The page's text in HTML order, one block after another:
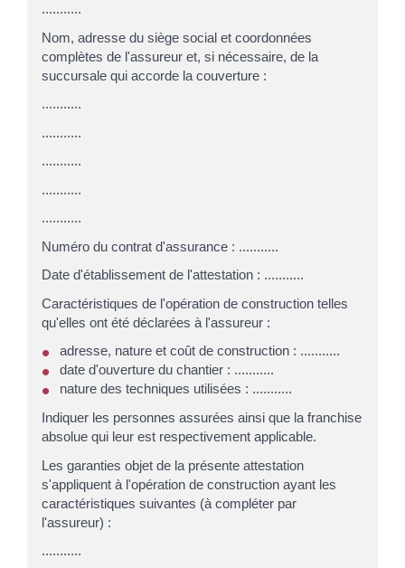
...........
Nom, adresse du siège social et coordonnées
complètes de l'assureur et, si nécessaire, de la
succursale qui accorde la couverture :
...........
...........
...........
...........
...........
Numéro du contrat d'assurance : ...........
Date d'établissement de l'attestation : ...........
Caractéristiques de l'opération de construction telles
qu'elles ont été déclarées à l'assureur :
adresse, nature et coût de construction : ...........
date d'ouverture du chantier : ...........
nature des techniques utilisées : ...........
Indiquer les personnes assurées ainsi que la franchise
absolue qui leur est respectivement applicable.
Les garanties objet de la présente attestation
s'appliquent à l'opération de construction ayant les
caractéristiques suivantes (à compléter par
l'assureur) :
...........